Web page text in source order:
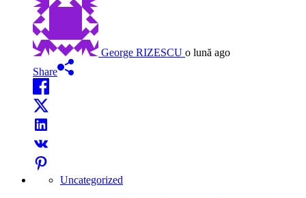
George RIZESCU o lună ago
Share
Uncategorized